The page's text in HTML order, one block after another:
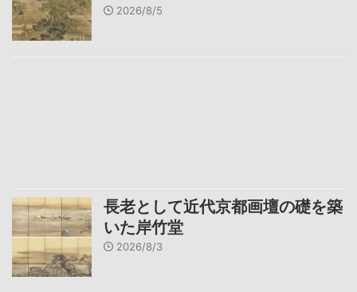
2026/8/5
長老として近代京都画壇の礎を築
いた岸竹堂
2026/8/3